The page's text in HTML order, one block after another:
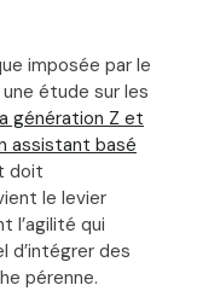
imposée par le
étude sur les
génération Z et
assistant basé
doit
le levier
l’agilité qui
d’intégrer des
pérenne.